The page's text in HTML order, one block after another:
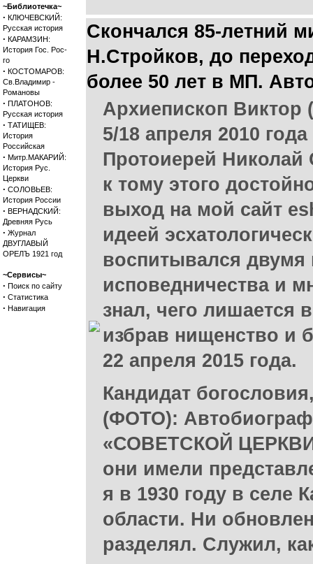
~Библиотечка~
· КЛЮЧЕВСКИЙ:
Русская история
· КАРАМЗИН:
История Гос. Рос-
го
· КОСТОМАРОВ:
Св.Владимир -
Романовы
· ПЛАТОНОВ:
Русская история
· ТАТИЩЕВ:
История
Российская
· Митр.МАКАРИЙ:
История Рус.
Церкви
· СОЛОВЬЕВ:
История России
· ВЕРНАДСКИЙ:
Древняя Русь
· Журнал
ДВУГЛАВЫЙ
ОРЕЛЪ 1921 год
~Сервисы~
· Поиск по сайту
· Статистика
· Навигация
Скончался 85-летний
Н.Стройков, до
более 50 лет в МП.
Архиепископ
5/18 апреля 2010
Протоиерей Николай
к тому этого
выход на мой сайт
идеей
воспитывался
исповедничества и
знал, чего лишается
избрав нищенство и
22 апреля 2015 года.
Кандидат
(ФОТО):
«СОВЕТСКОЙ
они имели
я в 1930 году в селе
области. Ни
разделял. Служил,